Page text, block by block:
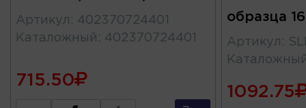
Артикул : 402370724401
Каталожный : 402370724401
715.50
образца
Артикул :
1092.75